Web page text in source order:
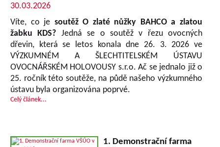
30.03.2026
Víte, co je soutěž O zlaté nůžky BAHCO a zlatou
žabku KDS? Jedná se o soutěž v řezu ovocných
dřevin, která se letos konala dne 26. 3. 2026 ve
VÝZKUMNÉM A ŠLECHTITELSKÉM ÚSTAVU
OVOCNÁŘSKÉM HOLOVOUSY s.r.o. Ač se jednalo již o
25. ročník této soutěže, na půdě našeho výzkumného
ústavu byla organizována poprvé.
Celý článek...
1. Demonstrační farma